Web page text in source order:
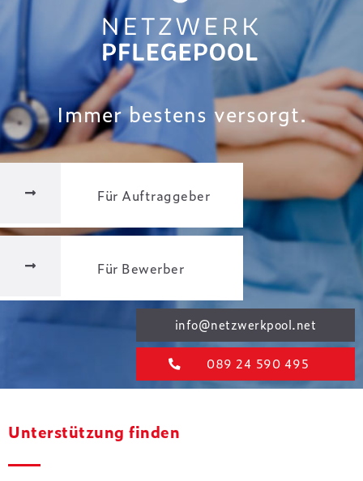
Immer bestens versorgt.
Für Auftraggeber
Für Bewerber
info@netzwerkpool.net
089 24 590 495
Unterstützung finden